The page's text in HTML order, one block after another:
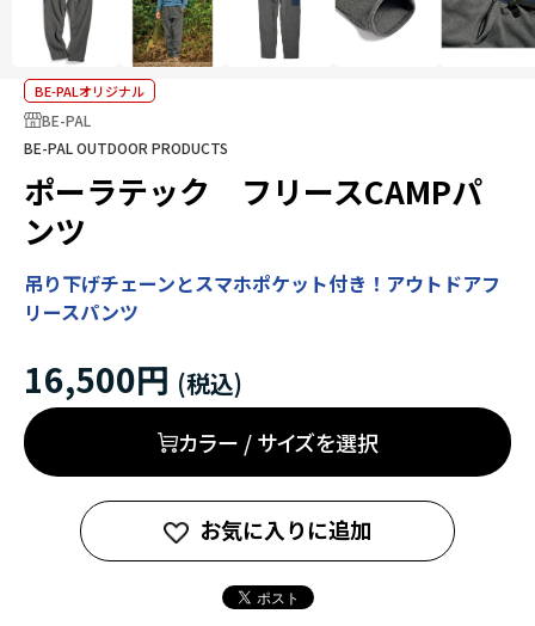
BE-PALオリジナル
BE-PAL
BE-PAL OUTDOOR PRODUCTS
ポーラテック フリースCAMPパ
ンツ
吊り下げチェーンとスマホポケット付き！アウトドアフ
リースパンツ
16,500円
カラー / サイズを選択
お気に入りに追加